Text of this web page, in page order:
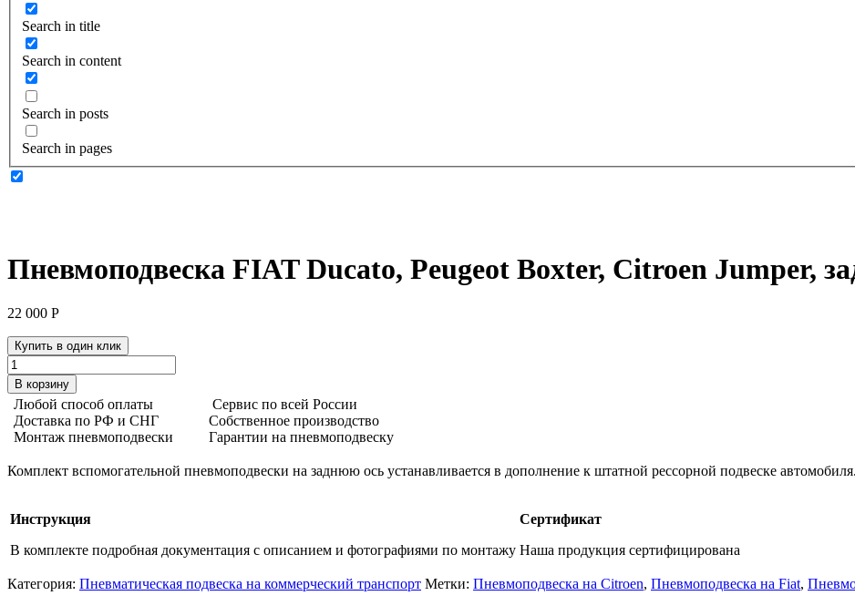
Search in title
Search in content
Search in posts
Search in pages
Пневмоподвеска FIAT Ducato, Peugeot Boxter, Citroen Jumper,
22 000 Р
Купить в один клик
Количество
товара
Пневмоподвеска
FIAT
Ducato,
Peugeot
Citroen
задняя
ось,
Aride
В корзину
Любой способ оплаты
Доставка по РФ и СНГ
Монтаж пневмоподвески
Сервис по всей России
Собственное производство
Гарантии на пневмоподвеску
Комплект вспомогательной пневмоподвески на заднюю ось устанавливается в дополнение к штатной рессорной подвеске автомобиля.
Инструкция
В комплекте подробная документация с описанием и фотографиями по монтажу
Сертификат
Наша продукция сертифицирована
Категория: Пневматическая подвеска на коммерческий транспорт Метки: Пневмоподвеска на Citroen, Пневмоподвеска на Fiat,